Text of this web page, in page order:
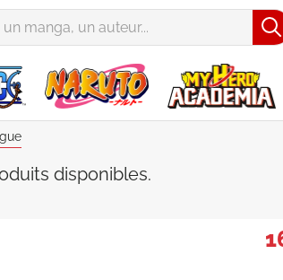
produits - Par
disponibles.